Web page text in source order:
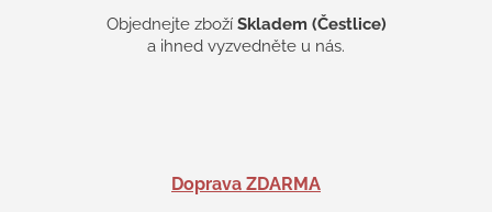
Objednejte zboží Skladem (Čestlice)
a ihned vyzvedněte u nás.
Doprava ZDARMA